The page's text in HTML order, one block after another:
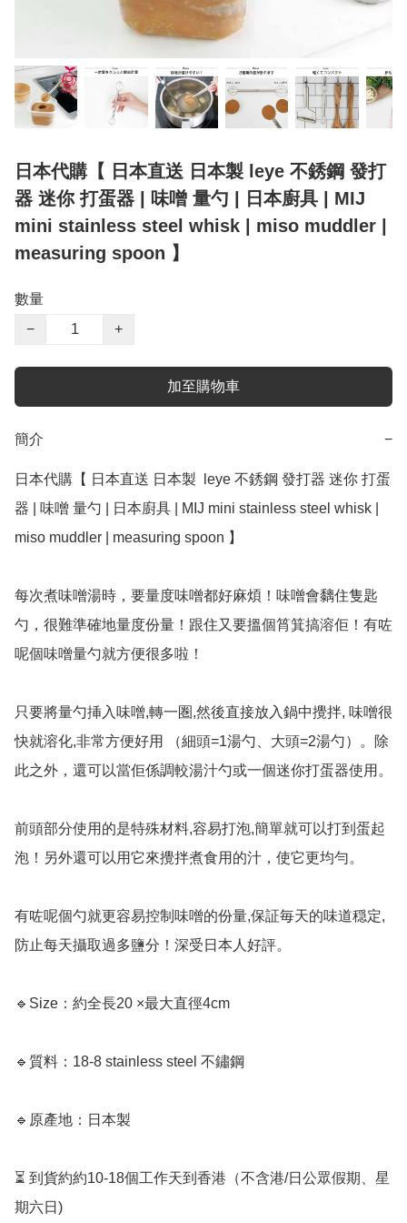
日本代購【 日本直送 日本製 leye 不銹鋼 發打
器 迷你 打蛋器 | 味噌 量勺 | 日本廚具 | MIJ
mini stainless steel whisk | miso muddler |
measuring spoon 】
數量
−
+
加至購物車
簡介 −
日本代購【 日本直送 日本製  leye 不銹鋼 發打器 迷你 打蛋
器 | 味噌 量勺 | 日本廚具 | MIJ mini stainless steel whisk |
miso muddler | measuring spoon 】﻿
每次煮味噌湯時，要量度味噌都好麻煩！味噌會黐住隻匙
勺，很難準確地量度份量！跟住又要搵個筲箕搞溶佢！有咗
呢個味噌量勺就方便很多啦！
只要將量勺挿入味噌,轉一圏,然後直接放入鍋中攪拌, 味噌很
快就溶化,非常方便好用 （細頭=1湯勺、大頭=2湯勺）。除
此之外，還可以當佢係調較湯汁勺或一個迷你打蛋器使用。
前頭部分使用的是特殊材料,容易打泡,簡單就可以打到蛋起
泡！另外還可以用它來攪拌煮食用的汁，使它更均勻。
有咗呢個勺就更容易控制味噌的份量,保証毎天的味道穏定,
防止每天攝取過多鹽分！深受日本人好評。
🔹Size：約全長20 ×最大直徑4cm
🔹質料：18-8 stainless steel 不鏽鋼
🔹原產地：日本製
⏳ 到貨約約10-18個工作天到香港（不含港/日公眾假期、星
期六日)